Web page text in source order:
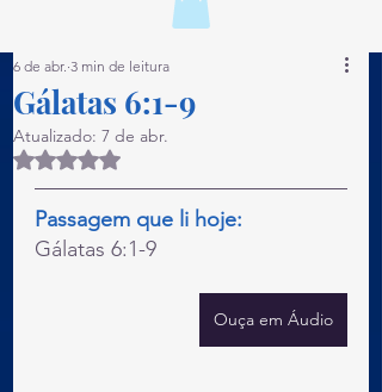
Gálatas 6:1-9
6 de abr. 3 min de leitura
Atualizado: 7 de abr.
Avaliado com NaN de 5 estrelas.
Passagem que li hoje:
Gálatas 6:1-9
Ouça em Áudio